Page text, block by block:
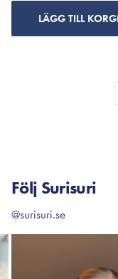
LÄGG TILL
Följ Surisuri
@surisuri.se